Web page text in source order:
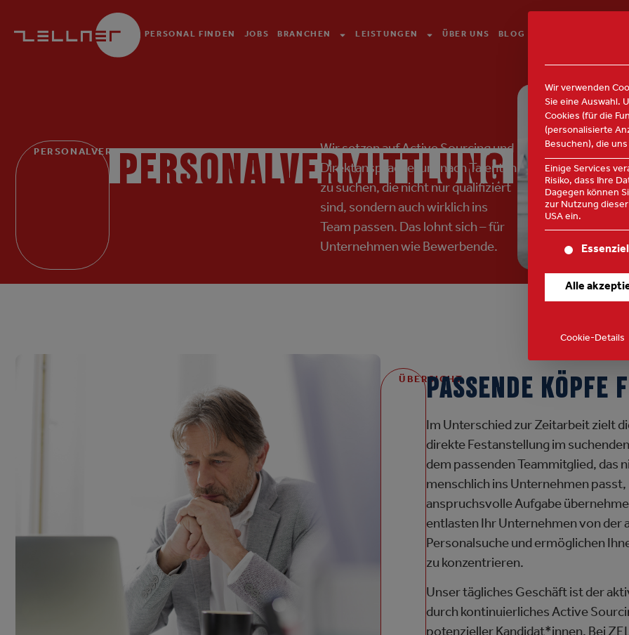
PERSONAL FINDEN JOBS BRANCHEN LEISTUNGEN ÜBER UNS BLOG
PERSONALVERMITTLUNGPERSONALVERMITTLUNG
Wir setzen auf Active Sourcing und
Direktansprache, um nach Talenten
zu suchen, die nicht nur qualifiziert
sind, sondern auch wirklich ins
Team passen. Das lohnt sich – für
Unternehmen wie Bewerbende.
ÜBERSICHT
PASSENDE KÖPFE
Im Unterschied zur Zeitarbeit zielt
direkte Festanstellung im
dem passenden Teammitglied, das
menschlich ins Unternehmen
anspruchsvolle Aufgabe
entlasten Ihr Unternehmen von der
Personalsuche und ermöglichen
zu konzentrieren.
Unser tägliches Geschäft ist der
durch kontinuierliches Active
Wir verwenden
Sie eine Auswahl.
Cookies (für die
(personalisierte
Besuchen), die
Einige Services
Risiko, dass Ihre
Dagegen können
zur Nutzung
USA ein.
Es folgt eine
Alle
Cookie-Details